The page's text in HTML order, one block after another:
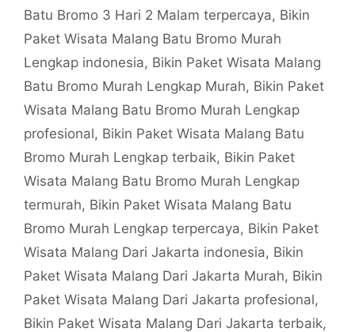
Batu Bromo 3 Hari 2 Malam terpercaya, Bikin
Paket Wisata Malang Batu Bromo Murah
Lengkap indonesia, Bikin Paket Wisata Malang
Batu Bromo Murah Lengkap Murah, Bikin Paket
Wisata Malang Batu Bromo Murah Lengkap
profesional, Bikin Paket Wisata Malang Batu
Bromo Murah Lengkap terbaik, Bikin Paket
Wisata Malang Batu Bromo Murah Lengkap
termurah, Bikin Paket Wisata Malang Batu
Bromo Murah Lengkap terpercaya, Bikin Paket
Wisata Malang Dari Jakarta indonesia, Bikin
Paket Wisata Malang Dari Jakarta Murah, Bikin
Paket Wisata Malang Dari Jakarta profesional,
Bikin Paket Wisata Malang Dari Jakarta terbaik,